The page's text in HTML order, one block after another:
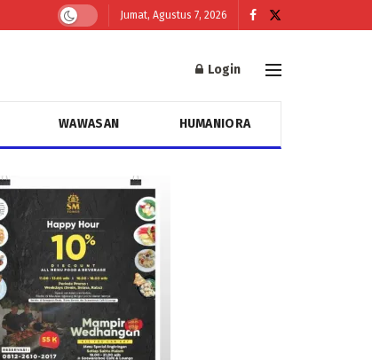
Jumat, Agustus 7, 2026
Login
WAWASAN HUMANIORA